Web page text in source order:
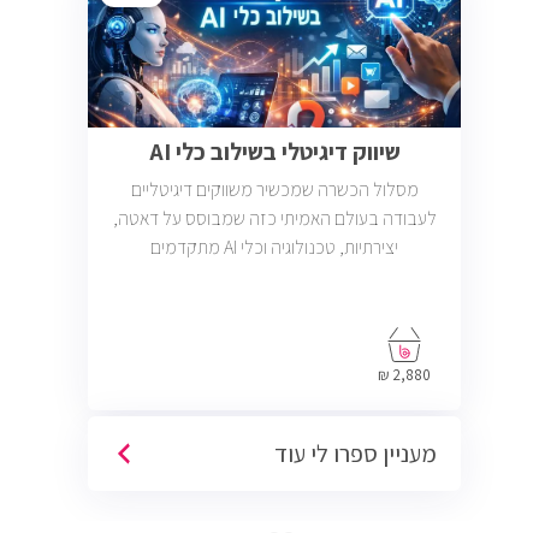
שיווק דיגיטלי בשילוב כלי AI
מסלול הכשרה שמכשיר משווקים דיגיטליים
לעבודה בעולם האמיתי כזה שמבוסס על דאטה,
יצירתיות, טכנולוגיה וכלי AI מתקדמים
2,880 ₪
מעניין ספרו לי עוד